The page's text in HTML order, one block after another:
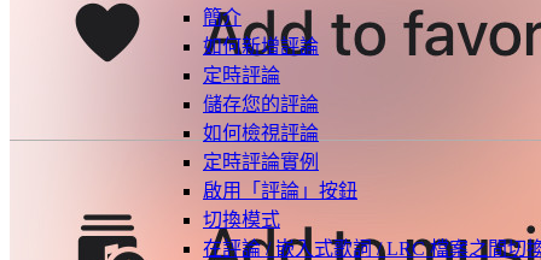
簡介
如何新增評論
定時評論
儲存您的評論
如何檢視評論
定時評論實例
啟用「評論」按鈕
切換模式
在評論 / 嵌入式歌詞 / LRC 檔案之間切